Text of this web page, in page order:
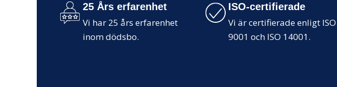
25 Års erfarenhet
Vi har 25 års erfarenhet
inom dödsbo.
ISO-certifierade
Vi är certifierade enligt ISO
9001 och ISO 14001.